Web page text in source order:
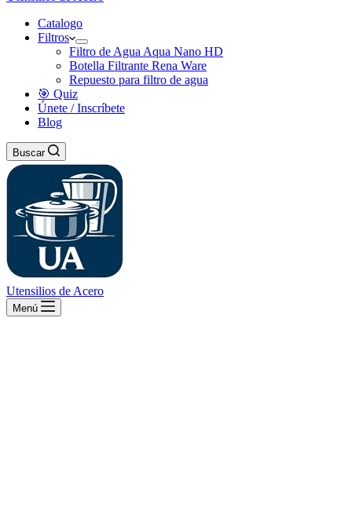
Catalogo
Filtros
Filtro de Agua Aqua Nano HD
Botella Filtrante Rena Ware
Repuesto para filtro de agua
🎯 Quiz
Únete / Inscríbete
Blog
Buscar
Utensilios de Acero
Menú